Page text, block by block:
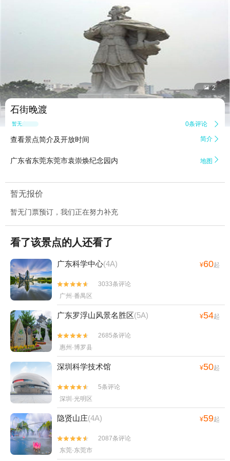
 2
石街晚渡
暂无点评 0条评论 
查看景点简介及开放时间 简介 
广东省东莞东莞市袁崇焕纪念园内 地图 
暂无报价
暂无门票预订，我们正在努力补充
看了该景点的人还看了
广东科学中心(4A) ¥60起


3033条评论
广州·番禺区
广东罗浮山风景名胜区(5A) ¥54起


2685条评论
惠州·博罗县
深圳科学技术馆 ¥50起


5条评论
深圳·光明区
隐贤山庄(4A) ¥59起


2087条评论
东莞·东莞市